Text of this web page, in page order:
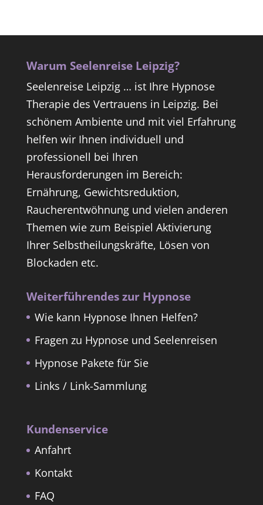
Warum Seelenreise Leipzig?
Seelenreise Leipzig … ist Ihre Hypnose
Therapie des Vertrauens in Leipzig. Bei
schönem Ambiente und mit viel Erfahrung
helfen wir Ihnen individuell und
professionell bei Ihren
Herausforderungen im Bereich:
Ernährung, Gewichtsreduktion,
Raucherentwöhnung und vielen anderen
Themen wie zum Beispiel Aktivierung
Ihrer Selbstheilungskräfte, Lösen von
Blockaden etc.
Weiterführendes zur Hypnose
Wie kann Hypnose Ihnen Helfen?
Fragen zu Hypnose und Seelenreisen
Hypnose Pakete für Sie
Links / Link-Sammlung
Kundenservice
Anfahrt
Kontakt
FAQ